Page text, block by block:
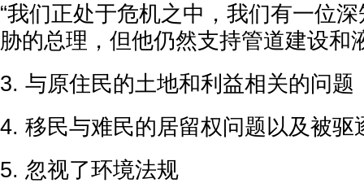
“我们正处于危机之中，我们有一位
胁的总理，但他仍然支持管道建设和
3. 与原住民的土地和利益相关的问题
4. 移民与难民的居留权问题以及被驱
5. 忽视了环境法规